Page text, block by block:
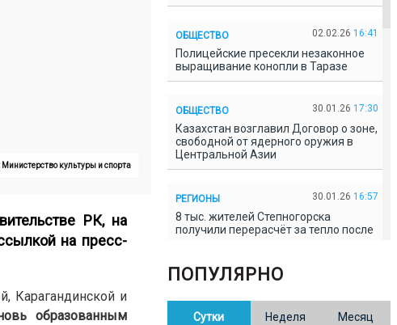
Министерство культуры и спорта
РК, на
на пресс-
Карагандинской и
образованным
ОБЩЕСТВО 02.02.26 16:41
Полицейские пресекли незаконное
выращивание конопли в Таразе
ОБЩЕСТВО 30.01.26 17:30
Казахстан возглавил Договор о зоне,
свободной от ядерного оружия в
Центральной Азии
РЕГИОНЫ 30.01.26 16:57
8 тыс. жителей Степногорска
получили перерасчёт за тепло после
В Казахстане готовят новую
редакцию Конституции: меняется
ПОПУЛЯРНО
Сутки Неделя Месяц